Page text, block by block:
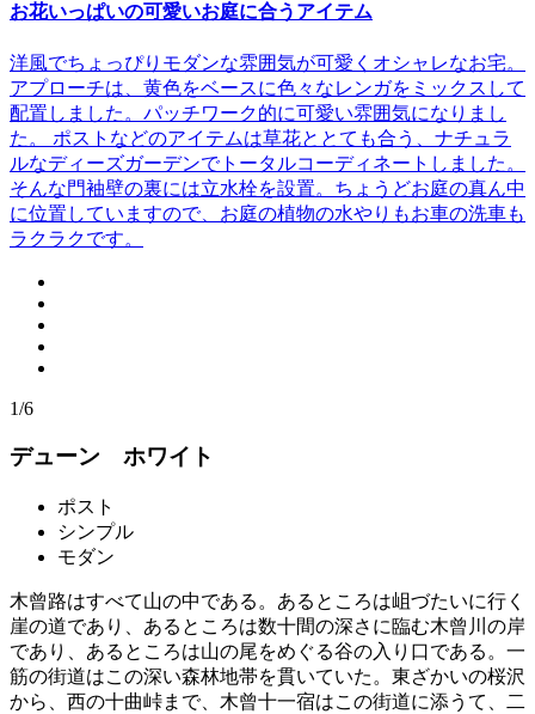
お花いっぱいの可愛いお庭に合うアイテム
洋風でちょっぴりモダンな雰囲気が可愛くオシャレなお宅。
アプローチは、黄色をベースに色々なレンガをミックスして
配置しました。パッチワーク的に可愛い雰囲気になりまし
た。 ポストなどのアイテムは草花ととても合う、ナチュラ
ルなディーズガーデンでトータルコーディネートしました。
そんな門袖壁の裏には立水栓を設置。ちょうどお庭の真ん中
に位置していますので、お庭の植物の水やりもお車の洗車も
ラクラクです。
1/6
デューン ホワイト
ポスト
シンプル
モダン
木曾路はすべて山の中である。あるところは岨づたいに行く
崖の道であり、あるところは数十間の深さに臨む木曾川の岸
であり、あるところは山の尾をめぐる谷の入り口である。一
筋の街道はこの深い森林地帯を貫いていた。東ざかいの桜沢
から、西の十曲峠まで、木曾十一宿はこの街道に添うて、二